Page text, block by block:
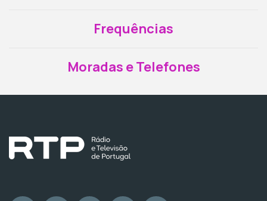
Frequências
Moradas e Telefones